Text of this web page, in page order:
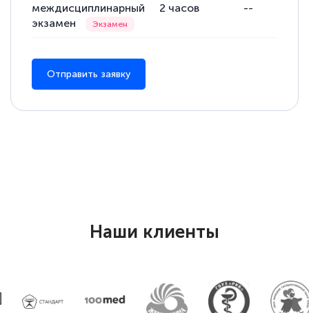
междисциплинарный
экзамен
2 часов --
Отправить заявку
Наши клиенты